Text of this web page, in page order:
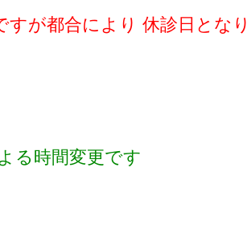
が都合により 休診日とな
る時間変更です